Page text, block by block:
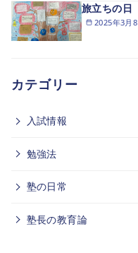
2025年3月8
旅立ちの日
カテゴリー
入試情報
勉強法
塾の日常
塾長の教育論